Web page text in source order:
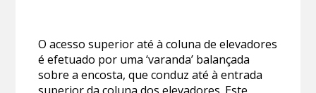
O acesso superior até à coluna de elevadores
é efetuado por uma ‘varanda’ balançada
sobre a encosta, que conduz até à entrada